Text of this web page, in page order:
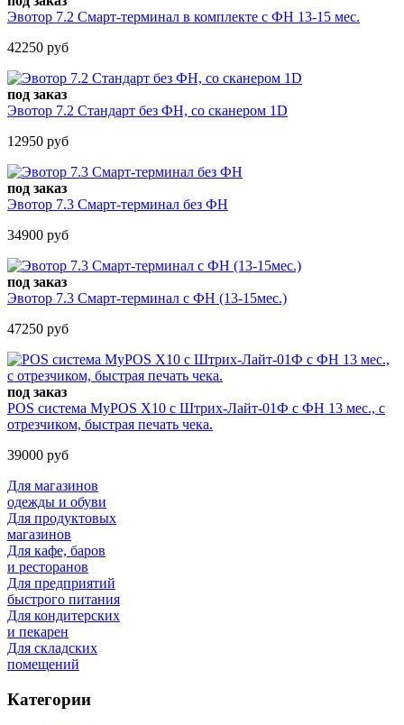
Эвотор 7.2 Смарт-терминал в комплекте c ФН 13-15 мес.
42250 руб
под заказ
Эвотор 7.2 Стандарт без ФН, со сканером 1D
12950 руб
под заказ
Эвотор 7.3 Смарт-терминал без ФН
34900 руб
под заказ
Эвотор 7.3 Смарт-терминал с ФН (13-15мес.)
47250 руб
под заказ
POS система MyPOS X10 с Штрих-Лайт-01Ф с ФН 13 мес., с
отрезчиком, быстрая печать чека.
39000 руб
Для магазинов
одежды и обуви
Для продуктовых
магазинов
Для кафе, баров
и ресторанов
Для предприятий
быстрого питания
Для кондитерских
и пекарен
Для складских
помещений
Категории